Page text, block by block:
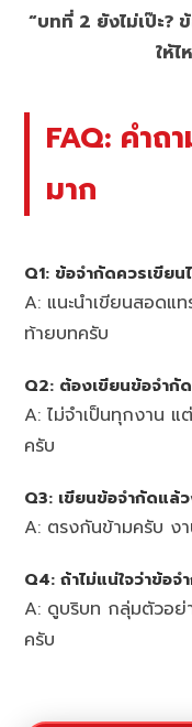
“บทที่ 2 ยังไม่เป๊ะ?
ให้
FAQ: คำ
มาก
Q1: ข้อจำกัดควรเขีย
A: แนะนำเขียนสอดแ
ท้ายบทครับ
Q2: ต้องเขียนข้อจำกั
A: ไม่จำเป็นทุกงาน
ครับ
Q3: เขียนข้อจำกัดแล้
A: ตรงกันข้ามครับ ง
Q4: ถ้าไม่แน่ใจว่าข้อจ
A: ดูบริบท กลุ่มตัวอย่
ครับ